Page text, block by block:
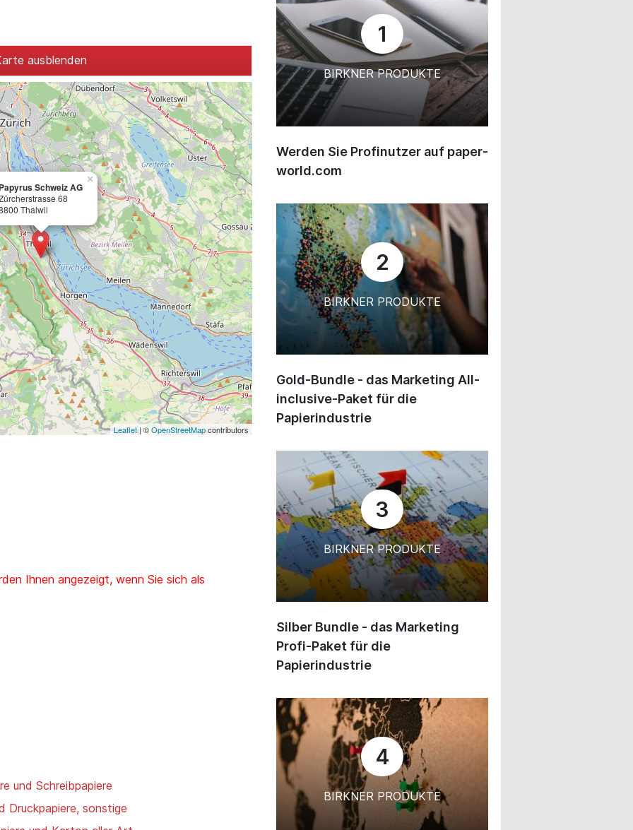
ausblenden
Schweiz AG
68
Thalwil
×
Leaflet| ©OpenStreetMapcontributors
Ihnen angezeigt, wenn Sie sich als
und Schreibpapiere
Druckpapiere, sonstige
1
BIRKNER PRODUKTE
Werden Sie Profinutzer auf paper-
world.com
2
BIRKNER PRODUKTE
Gold-Bundle - das Marketing All-
inclusive-Paket für die
Papierindustrie
3
BIRKNER PRODUKTE
Silber Bundle - das Marketing
Profi-Paket für die
Papierindustrie
4
BIRKNER PRODUKTE